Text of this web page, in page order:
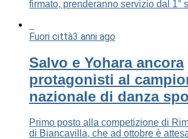
firmato, prenderanno servizio dal 1°
Fuori città3 anni ago
Salvo e Yohara ancora
protagonisti al
nazionale di danza
Primo posto alla competizione di
di Biancavilla, che ad ottobre è